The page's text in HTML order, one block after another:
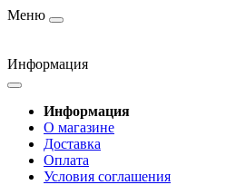
Меню
Информация
Информация
О магазине
Доставка
Оплата
Условия соглашения